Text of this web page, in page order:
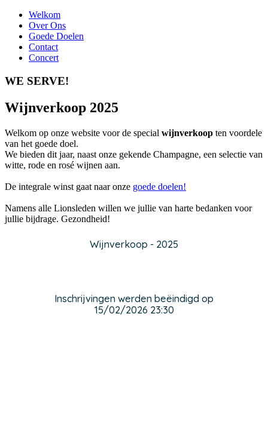
Welkom
Over Ons
Goede Doelen
Contact
Concert
WE SERVE!
Wijnverkoop 2025
Welkom op onze website voor de special wijnverkoop ten voordele
van het goede doel.
We bieden dit jaar, naast onze gekende Champagne, een selectie van
witte, rode en rosé wijnen aan.
De integrale winst gaat naar onze goede doelen!
Namens alle Lionsleden willen we jullie van harte bedanken voor
jullie bijdrage. Gezondheid!